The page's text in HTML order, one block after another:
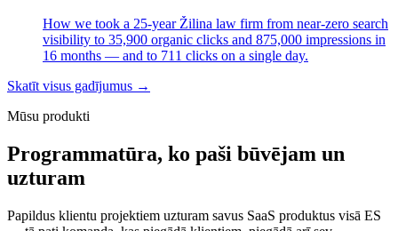
How we took a 25-year Žilina law firm from near-zero search
visibility to 35,900 organic clicks and 875,000 impressions in
16 months — and to 711 clicks on a single day.
Skatīt visus gadījumus →
Mūsu produkti
Programmatūra, ko paši būvējam un
uzturam
Papildus klientu projektiem uzturam savus SaaS produktus visā ES